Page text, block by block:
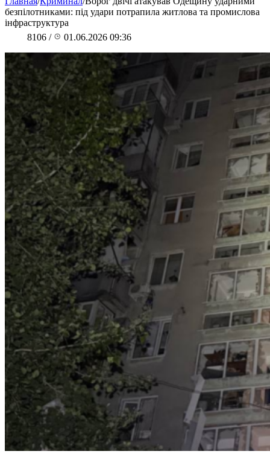
безпілотниками: під удари потрапила житлова та промислова
інфраструктура
8106 / 01.06.2026 09:36